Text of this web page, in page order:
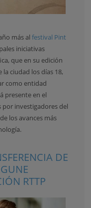
más alfestival Pint
iniciativas
que en su edición
la ciudad los días 18,
como entidad
presente en el
investigadores del
los avances más
DE
RTTP